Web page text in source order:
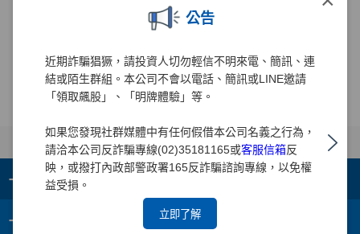
公告
近期詐騙猖獗，請投資人切勿輕信不明來電、簡訊、連
結或陌生群組。本公司不會以電話、簡訊或LINE邀請
「領取飆股」、「明牌體驗」等。
如果您發現社群媒體中有任何假借本公司名義之行為，
請洽本公司反詐騙專線(02)35181165或客服信箱反
映，或撥打內政部警政署165反詐騙諮詢專線，以免權
益受損。
立即了解
+ 集團成員
+